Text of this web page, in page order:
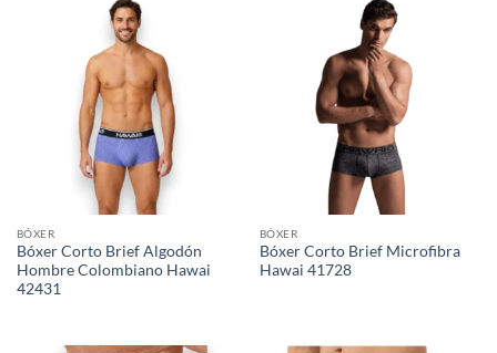
BÓXER
Bóxer Corto Brief Algodón
Hombre Colombiano Hawai
42431
BÓXER
Bóxer Corto Brief Microfibra
Hawai 41728